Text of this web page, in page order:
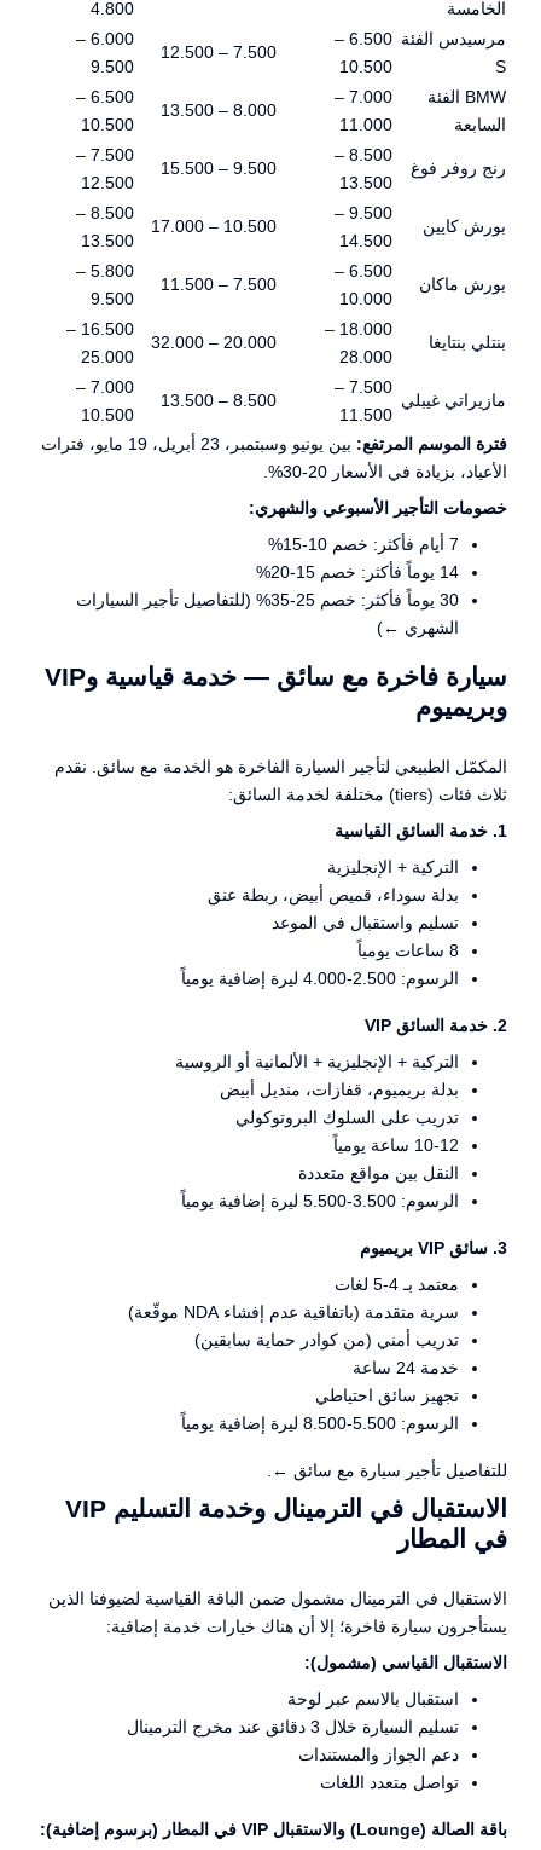
الخامسة
4.800
مرسيدس الفئة
S
6.500 –
10.500
7.500 – 12.500
6.000 –
9.500
BMW الفئة
السابعة
7.000 –
11.000
8.000 – 13.500
6.500 –
10.500
رنج روفر فوغ
8.500 –
13.500
9.500 – 15.500
7.500 –
12.500
بورش كايين
9.500 –
14.500
10.500 – 17.000
8.500 –
13.500
بورش ماكان
6.500 –
10.000
7.500 – 11.500
5.800 –
9.500
بنتلي بنتايغا
18.000 –
28.000
20.000 – 32.000
16.500 –
25.000
مازيراتي غيبلي
7.500 –
11.500
8.500 – 13.500
7.000 –
10.500
فترة الموسم المرتفع:
بين يونيو وسبتمبر، 23 أبريل، 19 مايو، فترات
الأعياد، بزيادة في الأسعار 20-30%.
خصومات التأجير الأسبوعي والشهري:
7 أيام فأكثر: خصم 10-15%
14 يوماً فأكثر: خصم 15-20%
30 يوماً فأكثر: خصم 25-35% (للتفاصيل
تأجير السيارات
الشهري ←)
سيارة فاخرة مع سائق — خدمة قياسية وVIP
وبريميوم
المكمّل الطبيعي لتأجير السيارة الفاخرة هو الخدمة مع سائق. نقدم
ثلاث فئات (tiers) مختلفة لخدمة السائق:
1. خدمة السائق القياسية
التركية + الإنجليزية
بدلة سوداء، قميص أبيض، ربطة عنق
تسليم واستقبال في الموعد
8 ساعات يومياً
الرسوم: 2.500-4.000 ليرة إضافية يومياً
2. خدمة السائق VIP
التركية + الإنجليزية + الألمانية أو الروسية
بدلة بريميوم، قفازات، منديل أبيض
تدريب على السلوك البروتوكولي
10-12 ساعة يومياً
النقل بين مواقع متعددة
الرسوم: 3.500-5.500 ليرة إضافية يومياً
3. سائق VIP بريميوم
معتمد بـ 4-5 لغات
سرية متقدمة (باتفاقية عدم إفشاء NDA موقّعة)
تدريب أمني (من كوادر حماية سابقين)
خدمة 24 ساعة
تجهيز سائق احتياطي
الرسوم: 5.500-8.500 ليرة إضافية يومياً
للتفاصيل تأجير سيارة مع سائق ←
الاستقبال في الترمينال وخدمة التسليم VIP
في المطار
الاستقبال في الترمينال مشمول ضمن الباقة القياسية لضيوفنا الذين
يستأجرون سيارة فاخرة؛ إلا أن هناك خيارات خدمة إضافية:
الاستقبال القياسي (مشمول):
استقبال بالاسم عبر لوحة
تسليم السيارة خلال 3 دقائق عند مخرج الترمينال
دعم الجواز والمستندات
تواصل متعدد اللغات
باقة الصالة (Lounge) والاستقبال VIP في المطار (برسوم إضافية):